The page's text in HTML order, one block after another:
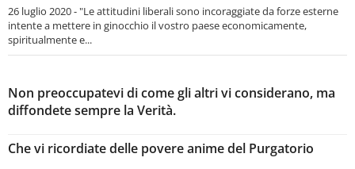
26 luglio 2020 - "Le attitudini liberali sono incoraggiate da forze esterne
intente a mettere in ginocchio il vostro paese economicamente,
spiritualmente e...
Non preoccupatevi di come gli altri vi considerano, ma
diffondete sempre la Verità.
Che vi ricordiate delle povere anime del Purgatorio